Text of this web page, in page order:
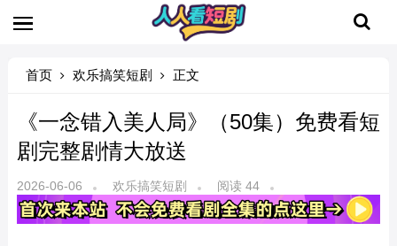
首页 欢乐搞笑短剧 正文
《一念错入美人局》（50集）免费看短
剧完整剧情大放送
2026-06-06 欢乐搞笑短剧 阅读 44